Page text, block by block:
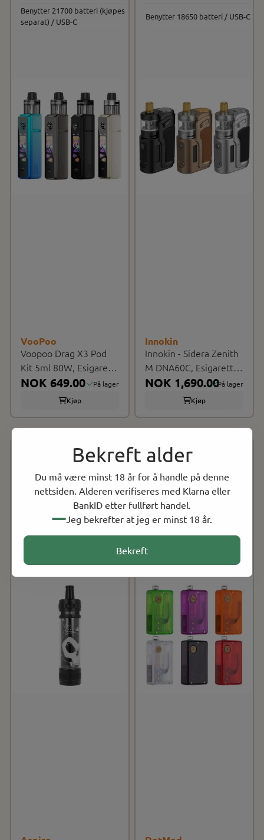
Bekreft alder
Du må være minst 18 år for å handle på denne
nettsiden. Alderen verifiseres med Klarna eller
BankID etter fullført handel.
Jeg bekrefter at jeg er minst 18 år.
Bekreft
VooPoo
Voopoo Drag X3 Pod
Kit 5ml 80W, Esigarett
Sett
NOK 649.00
På lager
Kjøp
Benytter 21700 batteri (kjøpes
separat) / USB-C
Innokin
Innokin - Sidera Zenith
M DNA60C, Esigarett
Sett
NOK 1,690.00På lager
Kjøp
Benytter 18650 batteri / USB-C
E-Shisha Pod System
6ml kapasitet
3800mAh / USB-C
14 til 80 Watt / For munn- og
lungetrekk
2ml kapasitet / Sidefylling /
Bunnlufting
Benytter 18650 batteri (kjøpes
separat) / USB-C